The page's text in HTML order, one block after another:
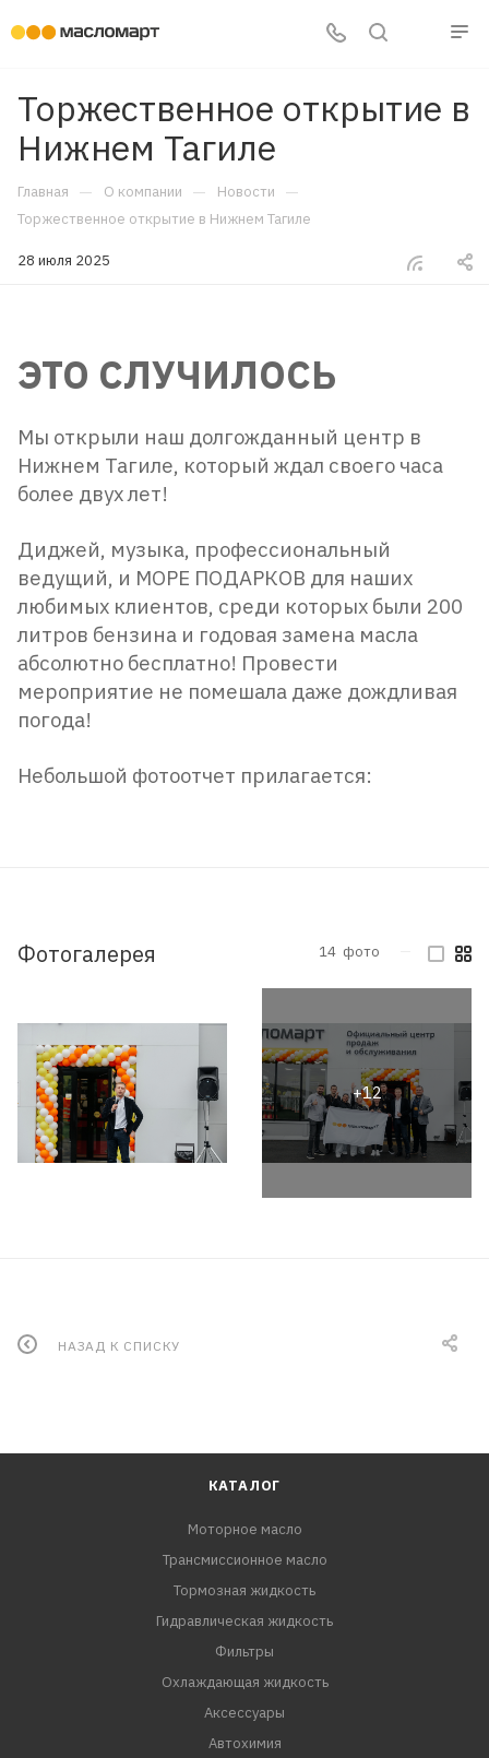
Торжественное открытие в
Нижнем Тагиле
Главная — О компании — Новости —
Торжественное открытие в Нижнем Тагиле
28 июля 2025
ЭТО СЛУЧИЛОСЬ
Мы открыли наш долгожданный центр в
Нижнем Тагиле, который ждал своего часа
более двух лет!
Диджей, музыка, профессиональный
ведущий, и МОРЕ ПОДАРКОВ для наших
любимых клиентов, среди которых были 200
литров бензина и годовая замена масла
абсолютно бесплатно! Провести
мероприятие не помешала даже дождливая
погода!
Небольшой фотоотчет прилагается:
Фотогалерея 14 фото
НАЗАД К СПИСКУ
КАТАЛОГ
Моторное масло
Трансмиссионное масло
Тормозная жидкость
Гидравлическая жидкость
Фильтры
Охлаждающая жидкость
Аксессуары
Автохимия